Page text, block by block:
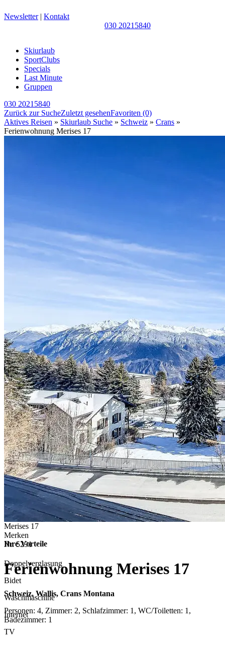
Newsletter| Kontakt
030 20215840
Skiurlaub
SportClubs
Specials
Last Minute
Gruppen
030 20215840
Zurück zur SucheZuletzt gesehenFavoriten (0)
Aktives Reisen » Skiurlaub Suche » Schweiz » Crans »
Ferienwohnung Merises 17
Merises 17
Merken
Nr.5291
Ferienwohnung Merises 17
Schweiz, Wallis, Crans Montana
Personen: 4, Zimmer: 2, Schlafzimmer: 1, WC/Toiletten: 1,
Badezimmer: 1
Ihre Vorteile
Doppelverglasung
Bidet
Waschmaschine
Internet
TV